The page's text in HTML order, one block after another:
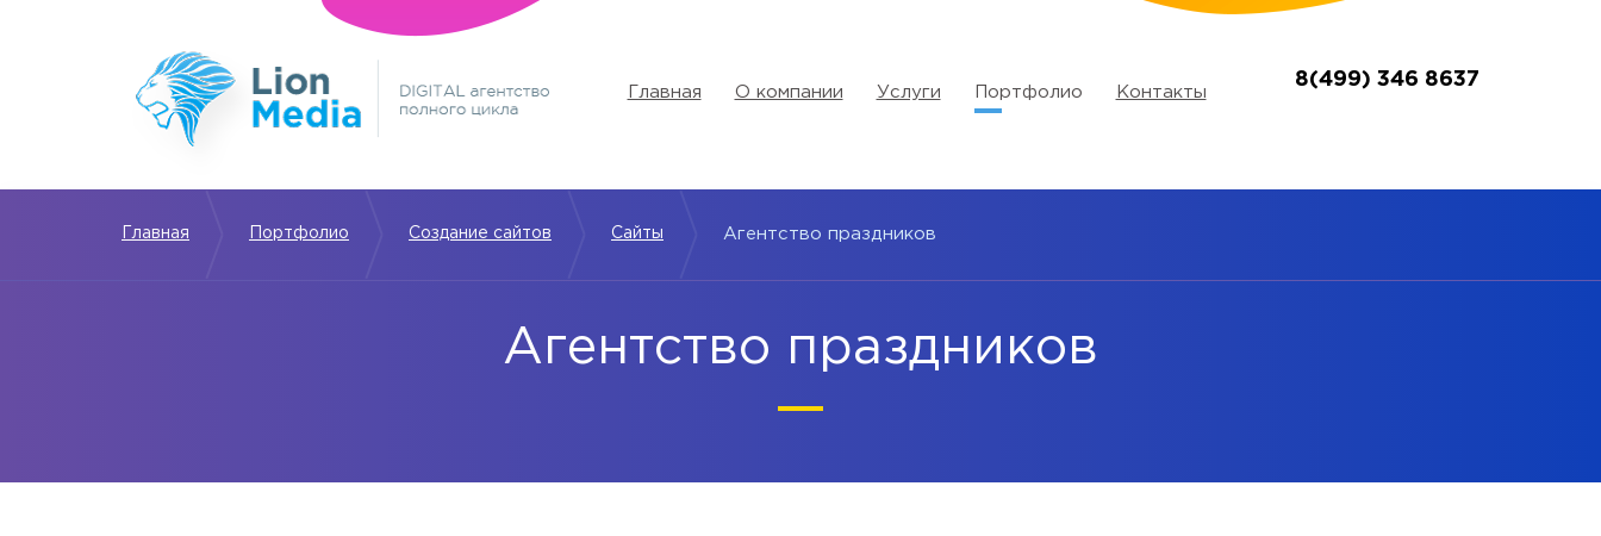
Главная О компании Услуги Портфолио Контакты
8(499) 346 8637
Главная Портфолио Создание сайтов Сайты Агентство праздников
Агентство праздников